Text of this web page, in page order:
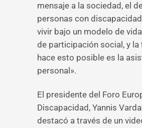
mensaje a la sociedad, el
personas con
vivir bajo un modelo de
de participación social, y la
hace esto posible es la
personal».
El presidente del Foro
Discapacidad, Yannis
destacó a través de un